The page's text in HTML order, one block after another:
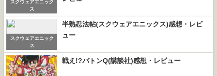
スクウェアエニック
ス
スクウェアエニック
ス
半熟忍法帖(スクウェアエニックス)感想・レビ
ュー
戦え!?バトンQ(講談社)感想・レビュー